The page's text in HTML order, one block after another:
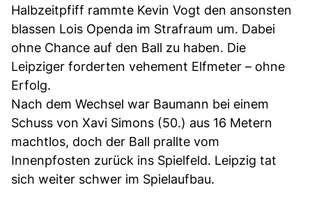
Halbzeitpfiff rammte Kevin Vogt den ansonsten
blassen Lois Openda im Strafraum um. Dabei
ohne Chance auf den Ball zu haben. Die
Leipziger forderten vehement Elfmeter – ohne
Erfolg.
Nach dem Wechsel war Baumann bei einem
Schuss von Xavi Simons (50.) aus 16 Metern
machtlos, doch der Ball prallte vom
Innenpfosten zurück ins Spielfeld. Leipzig tat
sich weiter schwer im Spielaufbau.